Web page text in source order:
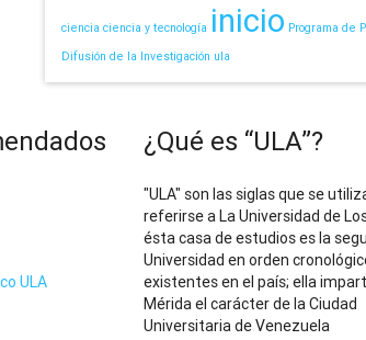
ciencia ciencia y tecnología inicio Programa de
Difusión de la Investigación ula
ULA
¿Qué es “ULA”?
"ULA" son las siglas que se
referirse a La Universidad de
ésta casa de estudios es la
Universidad en orden
existentes en el país; ella
Mérida el carácter de la Ciudad
Universitaria de Venezuela